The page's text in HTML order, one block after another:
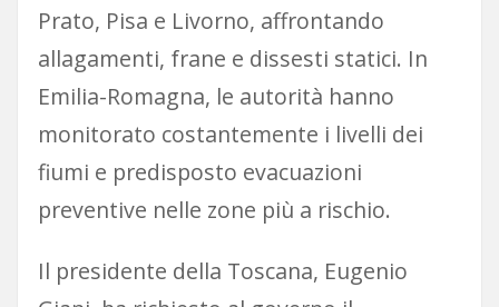
Prato, Pisa e Livorno, affrontando
allagamenti, frane e dissesti statici. In
Emilia-Romagna, le autorità hanno
monitorato costantemente i livelli dei
fiumi e predisposto evacuazioni
preventive nelle zone più a rischio.
Il presidente della Toscana, Eugenio